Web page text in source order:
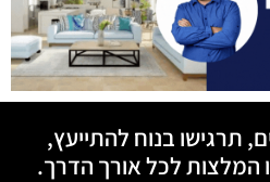
תרגישו בנוח להתייעץ,
המלצות לכל אורך הדרך.